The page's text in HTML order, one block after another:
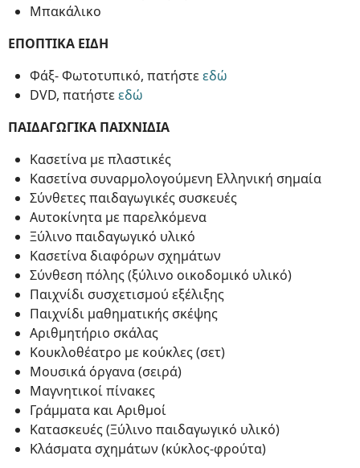
Μπακάλικο
ΕΠΟΠΤΙΚΑ ΕΙΔΗ
Φάξ- Φωτοτυπικό, πατήστεεδώ
DVD, πατήστεεδώ
ΠΑΙΔΑΓΩΓΙΚΑ ΠΑΙΧΝΙΔΙΑ
Κασετίνα με πλαστικές
Κασετίνα συναρμολογούμενη Ελληνική σημαία
Σύνθετες παιδαγωγικές συσκευές
Αυτοκίνητα με παρελκόμενα
Ξύλινο παιδαγωγικό υλικό
Κασετίνα διαφόρων σχημάτων
Σύνθεση πόλης (ξύλινο οικοδομικό υλικό)
Παιχνίδι συσχετισμού εξέλιξης
Παιχνίδι μαθηματικής σκέψης
Αριθμητήριο σκάλας
Κουκλοθέατρο με κούκλες (σετ)
Μουσικά όργανα (σειρά)
Μαγνητικοί πίνακες
Γράμματα και Αριθμοί
Κατασκευές (Ξύλινο παιδαγωγικό υλικό)
Κλάσματα σχημάτων (κύκλος-φρούτα)